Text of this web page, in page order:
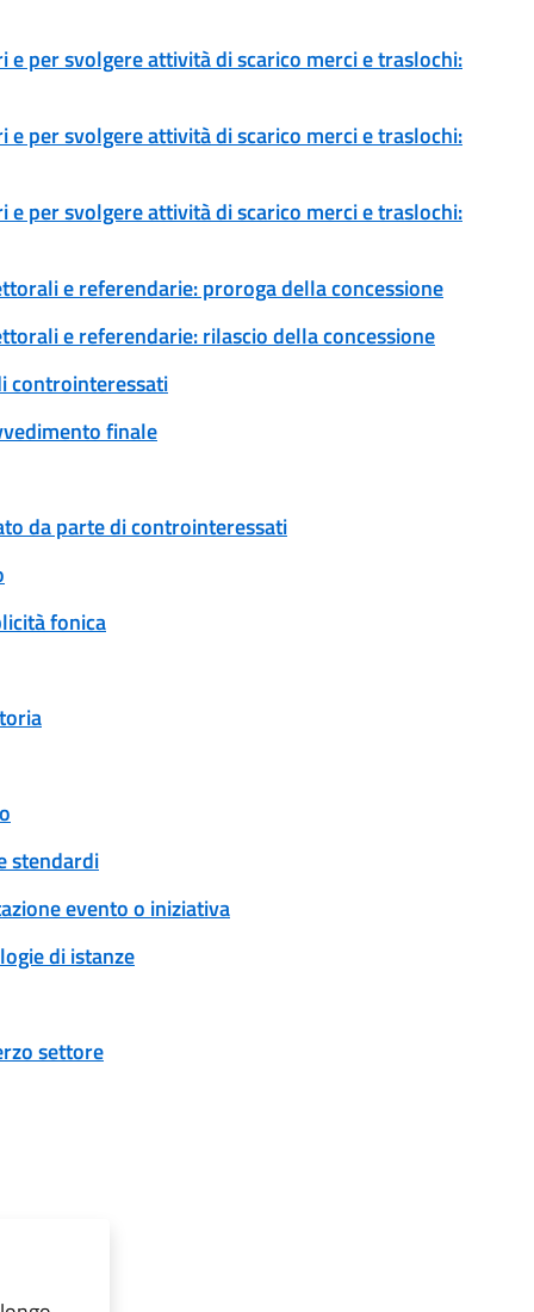
per svolgere attività di scarico merci e traslochi:
per svolgere attività di scarico merci e traslochi:
per svolgere attività di scarico merci e traslochi:
e referendarie: proroga della concessione
e referendarie: rilascio della concessione
controinteressati
finale
da parte di controinteressati
fonica
stendardi
evento o iniziativa
di istanze
settore